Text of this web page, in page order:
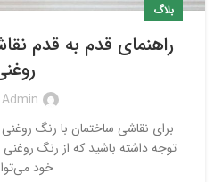
بلاگ
راهنمای قدم به قدم
Admin
برای نقاشی ساختمان با رنگ روغنی
توجه داشته باشید که از رنگ
خود